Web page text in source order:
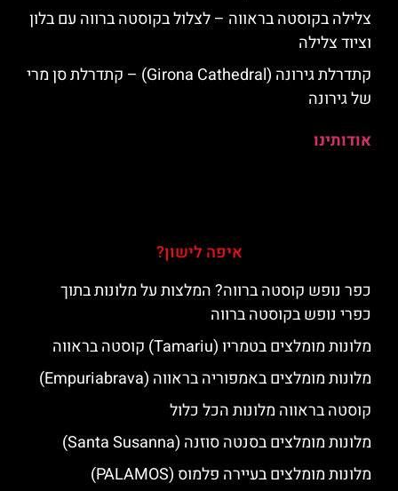
צלילה בקוסטה בראווה – לצלול בקוסטה ברווה עם בלון
וציוד צלילה
קתדרלת גירונה (Girona Cathedral) – קתדרלת סן מרי
של גירונה
אודותינו
איפה לישון?
כפר נופש קוסטה ברווה? המלצות על מלונות בתוך
כפרי נופש בקוסטה ברווה
מלונות מומלצים בטמריו (Tamariu) קוסטה בראווה
מלונות מומלצים באמפוריה בראווה (Empuriabrava)
קוסטה בראווה מלונות הכל כלול
מלונות מומלצים בסנטה סוזנה (Santa Susanna)
מלונות מומלצים בעיירה פלמוס (PALAMOS)